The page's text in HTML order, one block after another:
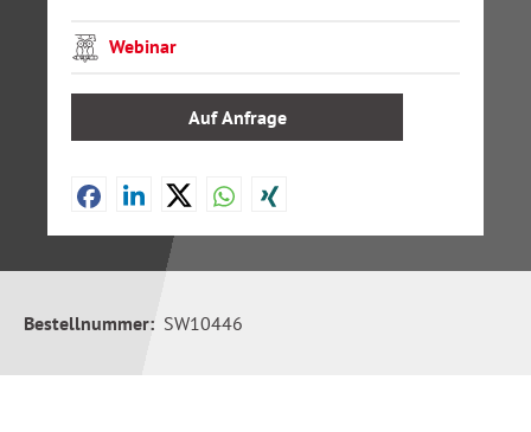
Webinar
Auf Anfrage
Bestellnummer: SW10446